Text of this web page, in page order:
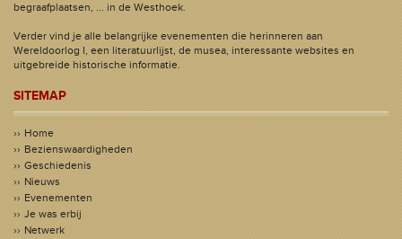
begraafplaatsen, ... in de Westhoek.
Verder vind je alle belangrijke evenementen die herinneren aan
Wereldoorlog I, een literatuurlijst, de musea, interessante websites en
uitgebreide historische informatie.
SITEMAP
Home
Bezienswaardigheden
Geschiedenis
Nieuws
Evenementen
Je was erbij
Netwerk